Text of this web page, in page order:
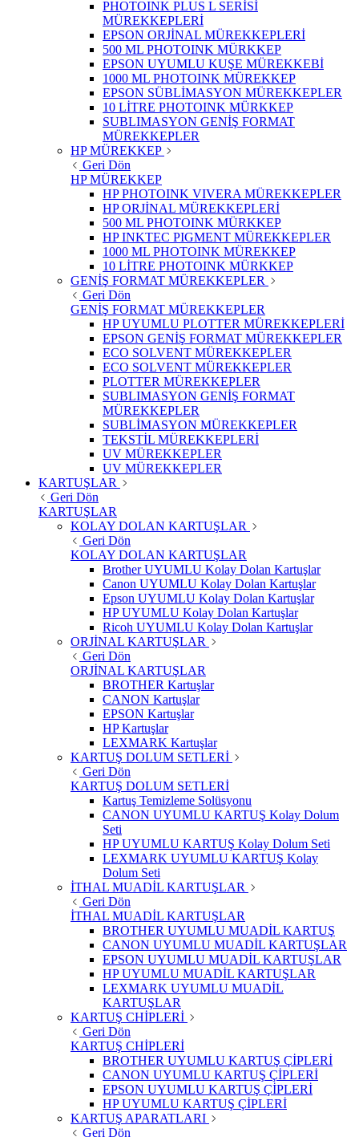
PHOTOINK PLUS L SERİSİ
MÜREKKEPLERİ
EPSON ORJİNAL MÜREKKEPLERİ
500 ML PHOTOINK MÜRKKEP
EPSON UYUMLU KUŞE MÜREKKEBİ
1000 ML PHOTOINK MÜREKKEP
EPSON SÜBLİMASYON MÜREKKEPLER
10 LİTRE PHOTOINK MÜRKKEP
SUBLIMASYON GENİŞ FORMAT
MÜREKKEPLER
HP MÜREKKEP
Geri Dön
HP MÜREKKEP
HP PHOTOINK VIVERA MÜREKKEPLER
HP ORJİNAL MÜREKKEPLERİ
500 ML PHOTOINK MÜRKKEP
HP INKTEC PIGMENT MÜREKKEPLER
1000 ML PHOTOINK MÜREKKEP
10 LİTRE PHOTOINK MÜRKKEP
GENİŞ FORMAT MÜREKKEPLER
Geri Dön
GENİŞ FORMAT MÜREKKEPLER
HP UYUMLU PLOTTER MÜREKKEPLERİ
EPSON GENİŞ FORMAT MÜREKKEPLER
ECO SOLVENT MÜREKKEPLER
ECO SOLVENT MÜREKKEPLER
PLOTTER MÜREKKEPLER
SUBLIMASYON GENİŞ FORMAT
MÜREKKEPLER
SUBLİMASYON MÜREKKEPLER
TEKSTİL MÜREKKEPLERİ
UV MÜREKKEPLER
UV MÜREKKEPLER
KARTUŞLAR
Geri Dön
KARTUŞLAR
KOLAY DOLAN KARTUŞLAR
Geri Dön
KOLAY DOLAN KARTUŞLAR
Brother UYUMLU Kolay Dolan Kartuşlar
Canon UYUMLU Kolay Dolan Kartuşlar
Epson UYUMLU Kolay Dolan Kartuşlar
HP UYUMLU Kolay Dolan Kartuşlar
Ricoh UYUMLU Kolay Dolan Kartuşlar
ORJİNAL KARTUŞLAR
Geri Dön
ORJİNAL KARTUŞLAR
BROTHER Kartuşlar
CANON Kartuşlar
EPSON Kartuşlar
HP Kartuşlar
LEXMARK Kartuşlar
KARTUŞ DOLUM SETLERİ
Geri Dön
KARTUŞ DOLUM SETLERİ
Kartuş Temizleme Solüsyonu
CANON UYUMLU KARTUŞ Kolay Dolum
Seti
HP UYUMLU KARTUŞ Kolay Dolum Seti
LEXMARK UYUMLU KARTUŞ Kolay
Dolum Seti
İTHAL MUADİL KARTUŞLAR
Geri Dön
İTHAL MUADİL KARTUŞLAR
BROTHER UYUMLU MUADİL KARTUŞ
CANON UYUMLU MUADİL KARTUŞLAR
EPSON UYUMLU MUADİL KARTUŞLAR
HP UYUMLU MUADİL KARTUŞLAR
LEXMARK UYUMLU MUADİL
KARTUŞLAR
KARTUŞ CHİPLERİ
Geri Dön
KARTUŞ CHİPLERİ
BROTHER UYUMLU KARTUŞ ÇİPLERİ
CANON UYUMLU KARTUŞ ÇİPLERİ
EPSON UYUMLU KARTUŞ ÇİPLERİ
HP UYUMLU KARTUŞ ÇİPLERİ
KARTUŞ APARATLARI
Geri Dön